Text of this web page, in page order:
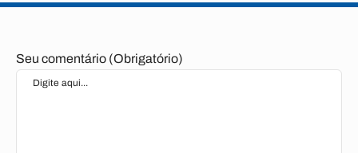
Seu comentário (Obrigatório)